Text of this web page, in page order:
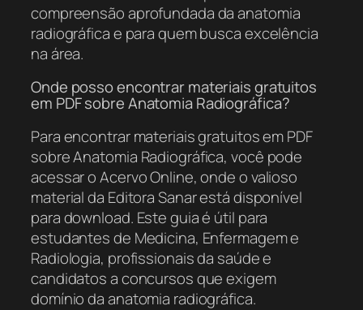
compreensão aprofundada da anatomia
radiográfica e para quem busca excelência
na área.
Onde posso encontrar materiais gratuitos
em PDF sobre Anatomia Radiográfica?
Para encontrar materiais gratuitos em PDF
sobre Anatomia Radiográfica, você pode
acessar o Acervo Online, onde o valioso
material da Editora Sanar está disponível
para download. Este guia é útil para
estudantes de Medicina, Enfermagem e
Radiologia, profissionais da saúde e
candidatos a concursos que exigem
domínio da anatomia radiográfica.